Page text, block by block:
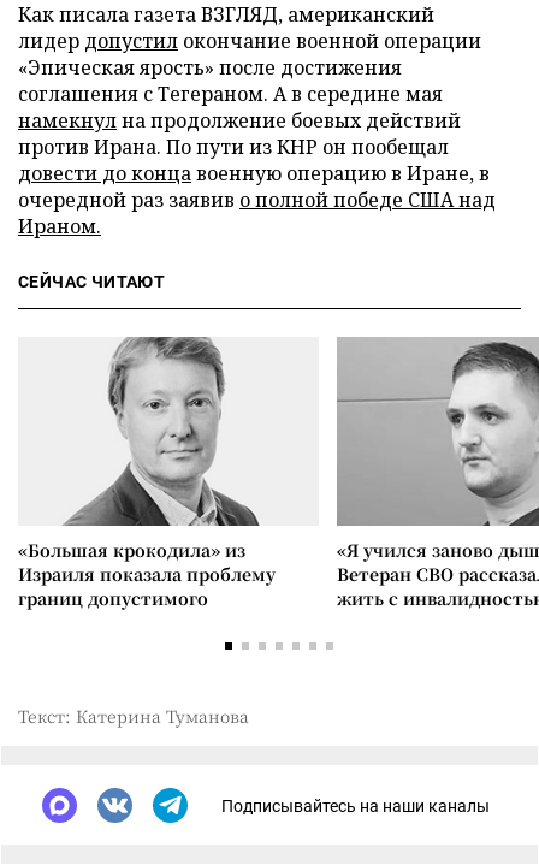
Как писала газета ВЗГЛЯД, американский
лидер допустил окончание военной операции
«Эпическая ярость» после достижения
соглашения с Тегераном. А в середине мая
намекнулна продолжение боевых действий
против Ирана. По пути из КНР он пообещал
довести до концавоенную операцию в Иране, в
очередной раз заявив о полной победе США над
Ираном.
СЕЙЧАС ЧИТАЮТ
«Большая крокодила» из
Израиля показала проблему
границ допустимого
«Я учился заново
Ветеран СВО
жить с
Текст: Катерина Туманова
Подписывайтесь на наши каналы